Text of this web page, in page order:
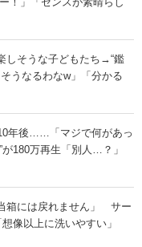
しそうな子どもたち→“鑑
うなるわなw」「分かる
年後……「マジで何があっ
180万再生「別人…？」
箱には戻れません」 サー
像以上に洗いやすい」